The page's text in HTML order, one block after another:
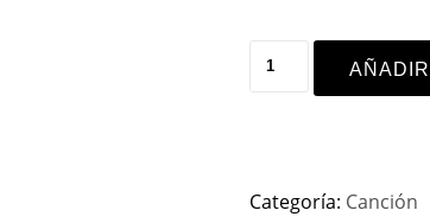
Categoría: Canción